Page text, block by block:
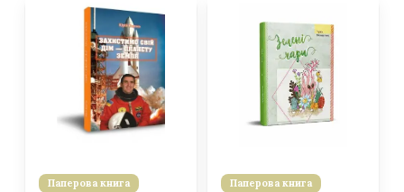
Паперова книга Паперова книга